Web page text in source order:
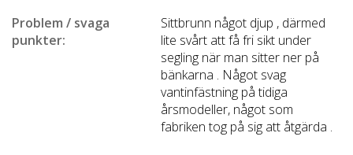
Problem / svaga
punkter:
Sittbrunn något djup , därmed
lite svårt att få fri sikt under
segling när man sitter ner på
bänkarna . Något svag
vantinfästning på tidiga
årsmodeller, något som
fabriken tog på sig att åtgärda .